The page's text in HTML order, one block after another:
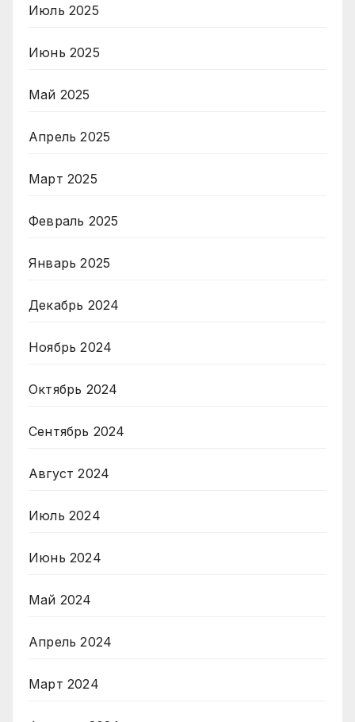
Июль 2025
Июнь 2025
Май 2025
Апрель 2025
Март 2025
Февраль 2025
Январь 2025
Декабрь 2024
Ноябрь 2024
Октябрь 2024
Сентябрь 2024
Август 2024
Июль 2024
Июнь 2024
Май 2024
Апрель 2024
Март 2024